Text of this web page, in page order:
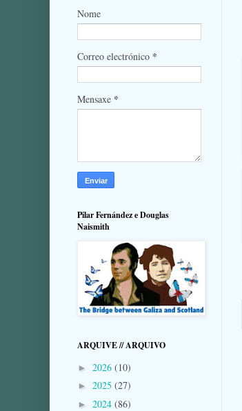
Nome
Correo electrónico *
Mensaxe *
Pilar Fernández e Douglas
Naismith
ARQUIVE // ARQUIVO
► 2026 (10)
► 2025 (27)
► 2024 (86)